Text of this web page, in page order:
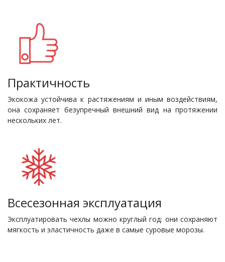
Практичность
Экокожа устойчива к растяжениям и иным воздействиям,
она сохраняет безупречный внешний вид на протяжении
нескольких лет.
Всесезонная эксплуатация
Эксплуатировать чехлы можно круглый год: они сохраняют
мягкость и эластичность даже в самые суровые морозы.